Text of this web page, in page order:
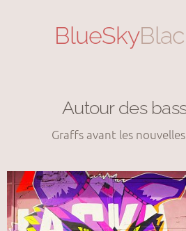
BlueSky
Autour des
Graffs avant les